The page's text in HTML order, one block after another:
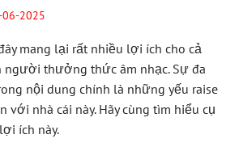
2025
mang lại rất nhiều lợi ích cho cả
thưởng thức âm nhạc. Sự đa
nội dung chính là những yếu raise
nhà cái này. Hãy cùng tìm hiểu cụ
ích này.